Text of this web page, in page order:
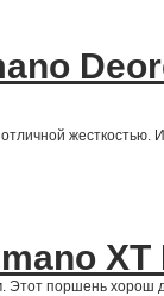
жесткостью.
XT
поршень хорош